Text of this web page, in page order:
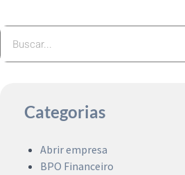
Categorias
Abrir empresa
BPO Financeiro